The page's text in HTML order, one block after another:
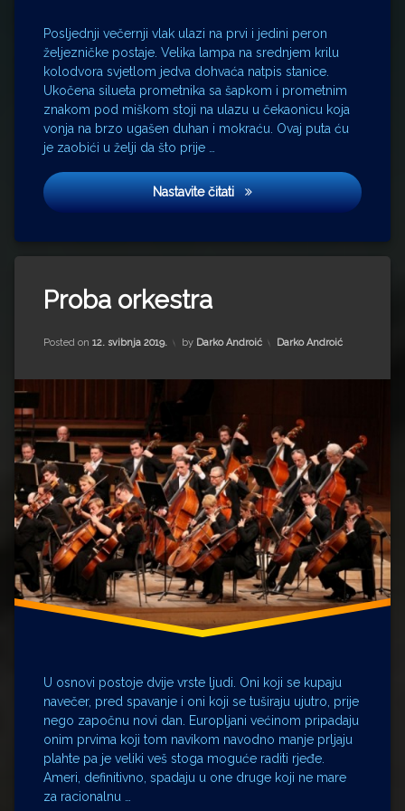
Posljednji večernji vlak ulazi na prvi i jedini peron
željezničke postaje. Velika lampa na srednjem krilu
kolodvora svjetlom jedva dohvaća natpis stanice.
Ukočena silueta prometnika sa šapkom i prometnim
znakom pod miškom stoji na ulazu u čekaonicu koja
vonja na brzo ugašen duhan i mokraću. Ovaj puta ću
je zaobići u želji da što prije …
Nastavite čitatiOstala si uvijek ista
Proba orkestra
Posted on 12. svibnja 2019.
Updated on 31. siječnja 2024.
by Darko Androić Kategorije:
Darko Androić
U osnovi postoje dvije vrste ljudi. Oni koji se kupaju
navečer, pred spavanje i oni koji se tuširaju ujutro, prije
nego započnu novi dan. Europljani većinom pripadaju
onim prvima koji tom navikom navodno manje prljaju
plahte pa je veliki veš stoga moguće raditi rjeđe.
Ameri, definitivno, spadaju u one druge koji ne mare
za racionalnu …
Bibi
Andersson
Cosstto
Federico
Fellini
Herbert
von
Karajan
Ingmar
Bergman
Ingrid
Thulin
Jelena
Radan
Mastroianni
Maria
Callas
Mate
Mišo
Kovač
New